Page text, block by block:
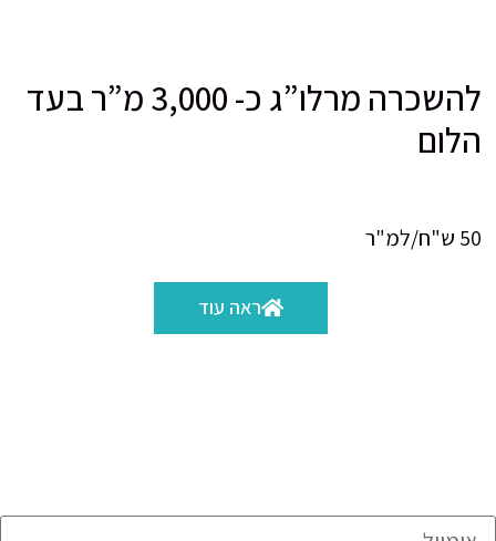
להשכרה מרלו”ג כ- 3,000 מ”ר בעד
הלום
50 ש"ח/למ"ר
ראה עוד